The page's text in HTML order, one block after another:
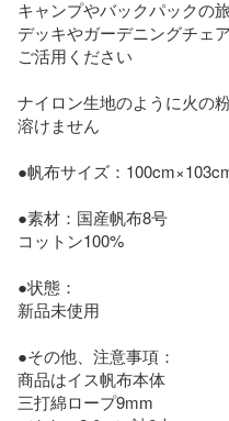
キャンプやバックパックの旅
デッキやガーデニングチェ
ご活用ください
ナイロン生地のように火の
溶けません
●帆布サイズ：
●素材：国産帆布8号
コットン100%
●状態：
新品未使用
●その他、注意事項：
商品はイス帆布本体
三打綿ロープ9mm